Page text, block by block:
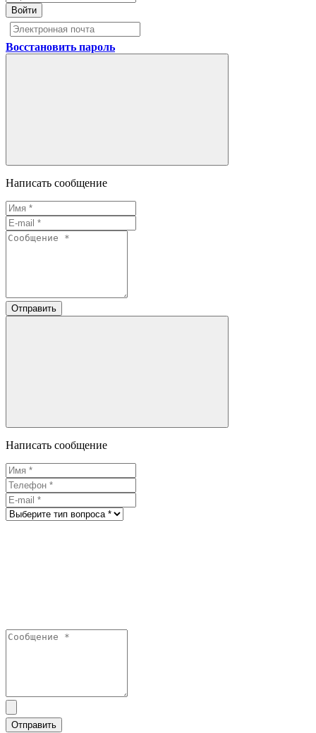
Войти
Восстановить пароль
Написать сообщение
Отправить
Написать сообщение
Отправить